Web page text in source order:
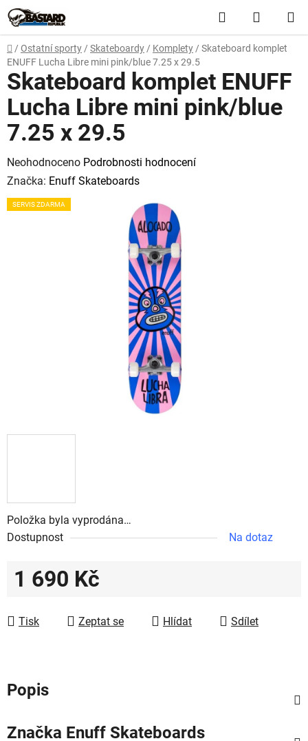
Přejít
na
obsah
Hledat
KOŠÍK
Domů
/ Ostatní sporty / Skateboardy / Komplety / Skateboard komplet
ENUFF Lucha Libre mini pink/blue 7.25 x 29.5
Položka byla vyprodána…
Dostupnost
Na dotaz
1 690 Kč
Tisk
Zeptat se Hlídat Sdílet
Skateboard komplet ENUFF
Lucha Libre mini pink/blue
7.25 x 29.5
Průměrné
hodnocení
produktu
Neohodnoceno Podrobnosti hodnocení
Značka: Enuff Skateboards
SERVIS ZDARMA
Popis
Značka Enuff Skateboards